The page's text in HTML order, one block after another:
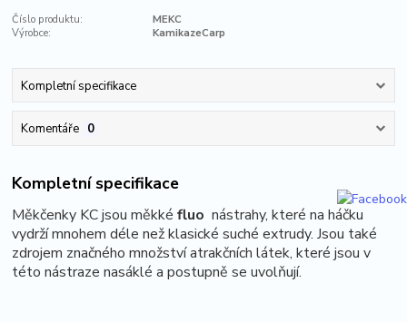
Číslo produktu:
MEKC
Výrobce:
KamikazeCarp
Kompletní specifikace
Komentáře 0
Kompletní specifikace
Měkčenky KC jsou měkkéfluo nástrahy, které na háčku
vydrží mnohem déle než klasické suché extrudy. Jsou také
zdrojem značného množství atrakčních látek, které jsou v
této nástraze nasáklé a postupně se uvolňují.